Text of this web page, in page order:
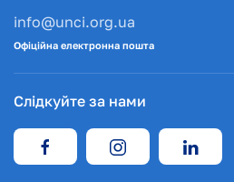
info@unci.org.ua
Офіційна електронна пошта
Слідкуйте за нами